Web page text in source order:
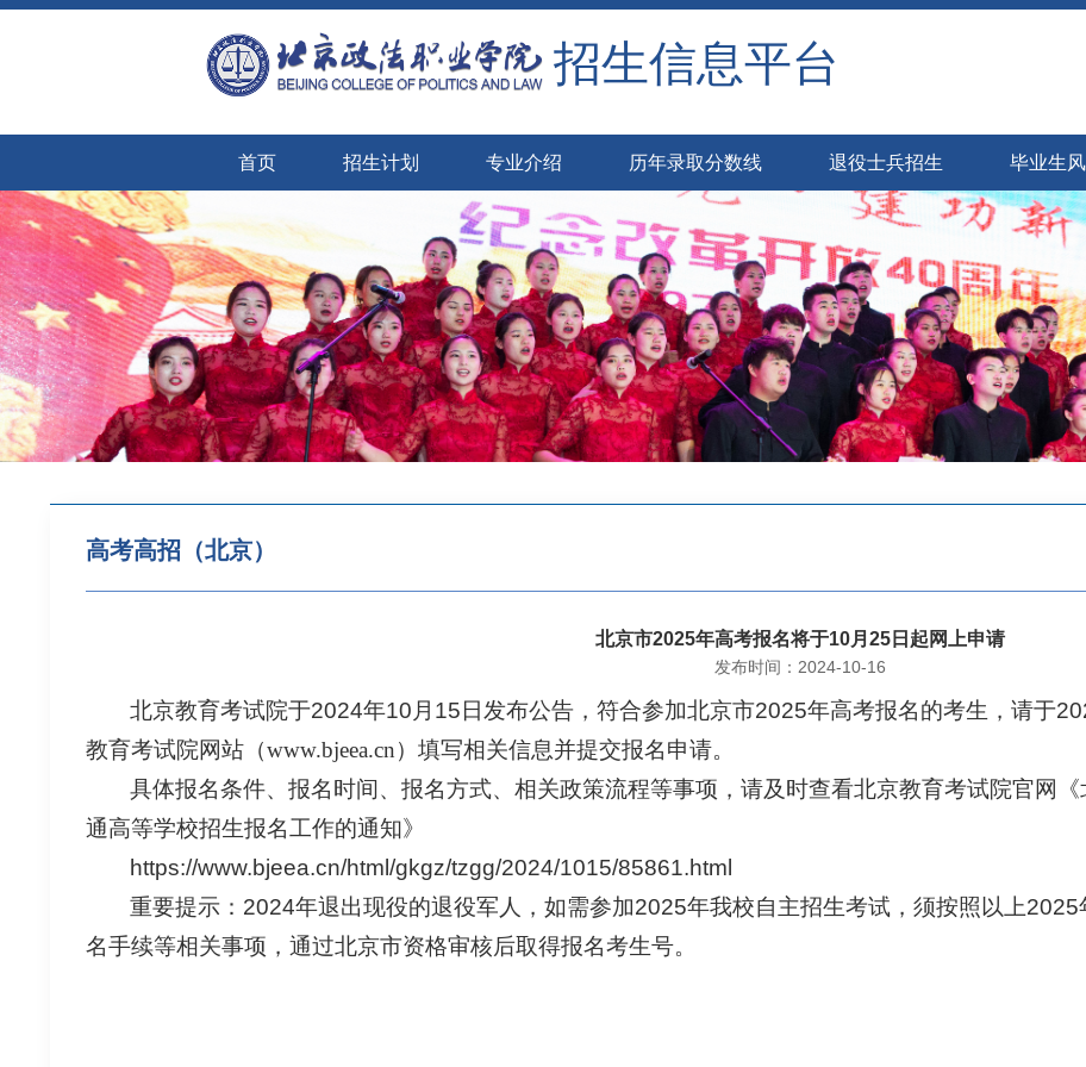
招生信息平台
首页 招生计划 专业介绍 历年录取分数线 退役士兵招生 毕业生
高考高招（北京）
北京市2025年高考报名将于10月25日起网上申请
发布时间：2024-10-16
北京教育考试院于2024年10月15日发布公告，符合参加北京市2025年高考报名的考生，请于
教育考试院网站（www.bjeea.cn） 填写相关信息并提交报名申请。
具体报名条件、报名时间、报名方式、相关政策流程等事项，请及时查看北京教育考试院官网
通高等学校招生报名工作的通知》
https://www.bjeea.cn/html/gkgz/tzgg/2024/1015/85861.html
重要提示：2024年退出现役的退役军人，如需参加2025年我校自主招生考试，须按照以上
名手续等相关事项，通过北京市资格审核后取得报名考生号。